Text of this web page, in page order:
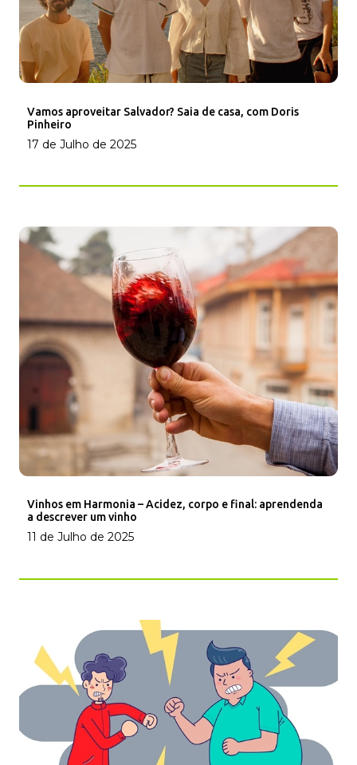
Vamos aproveitar Salvador? Saia de casa, com Doris
Pinheiro
17 de Julho de 2025
Vinhos em Harmonia – Acidez, corpo e final: aprendenda
a descrever um vinho
11 de Julho de 2025